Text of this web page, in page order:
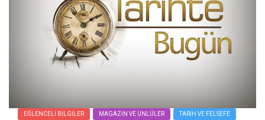
EĞLENCELI BILGILER MAGAZIN VE ÜNLÜLER TARIH VE FELSEFE